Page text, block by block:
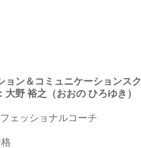
ョン＆コミュニケーションスク
大野 裕之（おおの ひろゆき）
ェッショナルコーチ